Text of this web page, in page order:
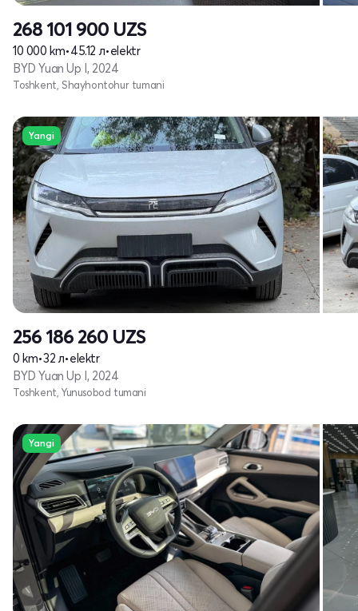
268 101 900 UZS
10 000 km•45.12 л•elektr
BYD Yuan Up I, 2024
Toshkent, Shayhontohur tumani
Yangi
256 186 260 UZS
0 km•32 л•elektr
BYD Yuan Up I, 2024
Toshkent, Yunusobod tumani
Yangi